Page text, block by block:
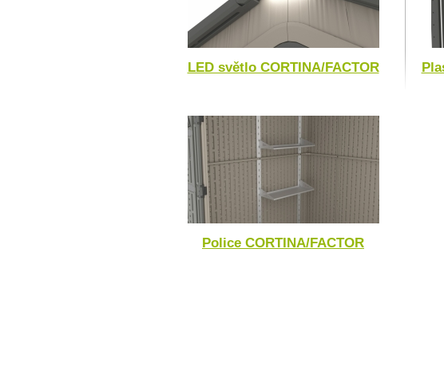
LED světlo CORTINA/FACTOR
Police CORTINA/FACTOR